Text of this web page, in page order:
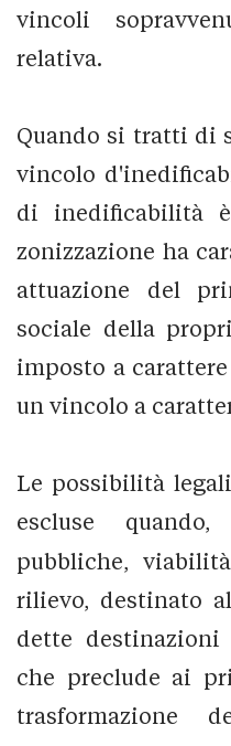
vincoli
relativa.
Quando si tratti di
vincolo
di inedificabilità
zonizzazione ha
attuazione del
sociale della
imposto a
un vincolo a
Le possibilità
escluse
pubbliche,
rilievo, destinato
dette
che preclude ai
trasformazione